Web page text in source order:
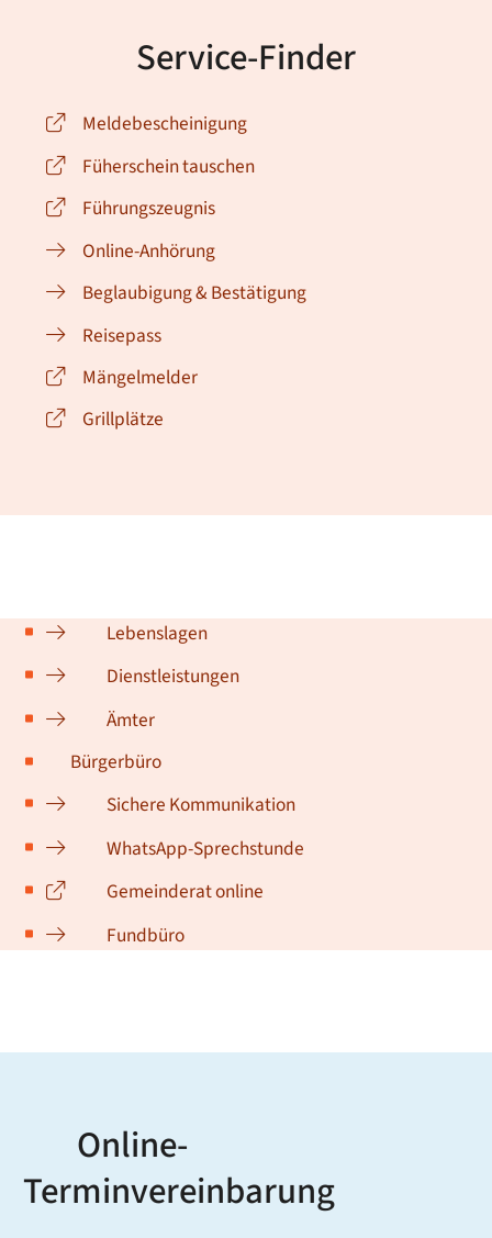
Service-Finder
Meldebescheinigung
Füherschein tauschen
Führungszeugnis
Online-Anhörung
Beglaubigung & Bestätigung
Reisepass
Mängelmelder
Grillplätze
Lebenslagen
Dienstleistungen
Ämter
Bürgerbüro
Sichere Kommunikation
WhatsApp-Sprechstunde
Gemeinderat online
Fundbüro
Online-
Terminvereinbarung